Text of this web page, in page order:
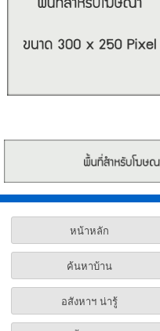
หน้าหลัก
ค้นหาบ้าน
อสังหาฯ น่ารู้